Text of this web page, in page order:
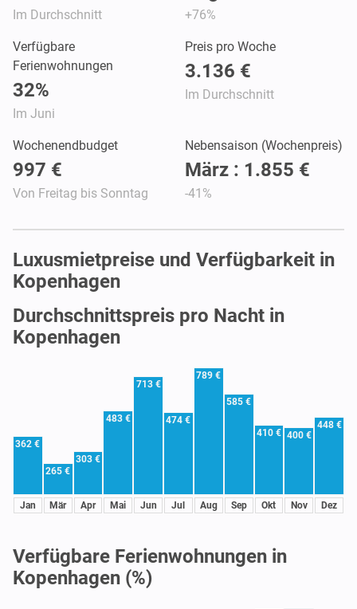
Im Durchschnitt +76%
Verfügbare
Ferienwohnungen
32%
Im Juni
Preis pro Woche
3.136 €
Im Durchschnitt
Wochenendbudget
997 €
Von Freitag bis Sonntag
Nebensaison (Wochenpreis)
März : 1.855 €
-41%
Luxusmietpreise und Verfügbarkeit in
Kopenhagen
Durchschnittspreis pro Nacht in
Kopenhagen
362 €
Jan
265 €
Mär
303 €
Apr
483 €
Mai
713 €
Jun
474 €
Jul
789 €
Aug
585 €
Sep
410 €
Okt
400 €
Nov
448 €
Dez
Verfügbare Ferienwohnungen in
Kopenhagen (%)